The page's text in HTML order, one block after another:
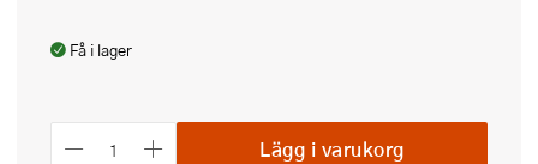
Få i lager
Lägg i varukorg